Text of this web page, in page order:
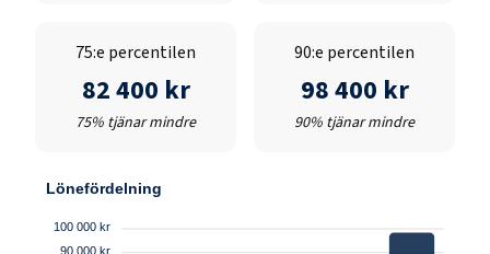
75:e percentilen
82 400 kr
75% tjänar mindre
90:e percentilen
98 400 kr
90% tjänar mindre
Lönefördelning
100 000 kr
90 000 kr